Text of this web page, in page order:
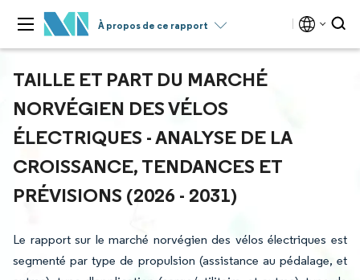
À propos de ce rapport
TAILLE ET PART DU MARCHÉ
NORVÉGIEN DES VÉLOS
ÉLECTRIQUES - ANALYSE DE LA
CROISSANCE, TENDANCES ET
PRÉVISIONS (2026 - 2031)
Le rapport sur le marché norvégien des vélos électriques est
segmenté par type de propulsion (assistance au pédalage, et